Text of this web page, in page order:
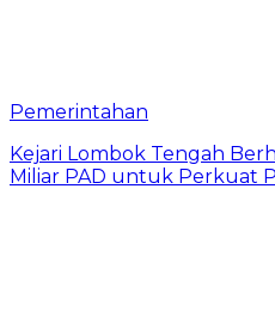
Pemerintahan
Kejari Lombok Tengah
Miliar PAD untuk Perkuat